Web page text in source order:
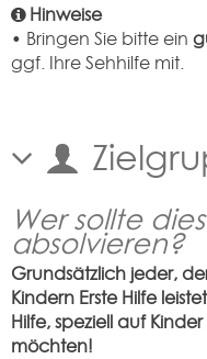
Hinweise
• Bringen Sie bitte ein
ggf. Ihre Sehhilfe mit.
Wer sollte
absolvieren?
Grundsätzlich jeder,
Kindern Erste Hilfe
Hilfe, speziell auf
möchten!